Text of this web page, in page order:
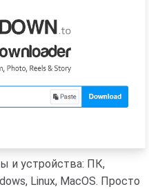
и устройства: ПК,
Linux, MacOS. Просто